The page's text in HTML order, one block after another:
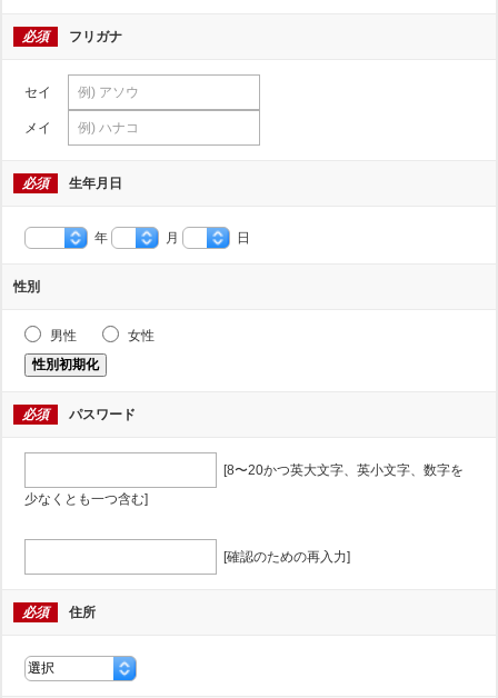
必須 フリガナ
セイ
メイ
必須 生年月日
年 月 日
性別
男性
女性
性別初期化
必須 パスワード
[8〜20かつ英大文字、英小文字、数字を
少なくとも一つ含む]
[確認のための再入力]
必須 住所